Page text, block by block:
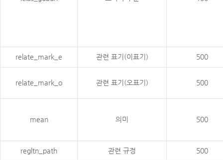
relate_mark_e 관련 표기(이표기) 500
relate_mark_o 관련 표기(오표기) 500
mean 의미 500
regltn_path 관련 규정 500